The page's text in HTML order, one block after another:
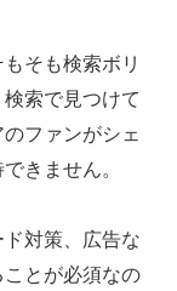
そも検索ボリ
索で見つけて
ファンがシェ
きません。
対策、広告な
とが必須なの